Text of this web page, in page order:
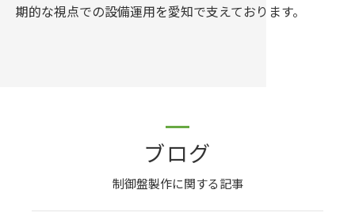
期的な視点での設備運用を愛知で支えております。
ブログ
制御盤製作に関する記事